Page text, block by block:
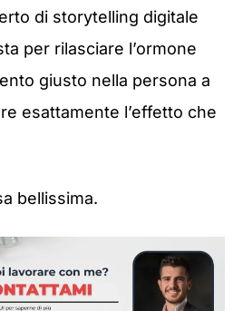
di storytelling digitale
per rilasciare l’ormone
giusto nella persona a
esattamente l’effetto che
bellissima.